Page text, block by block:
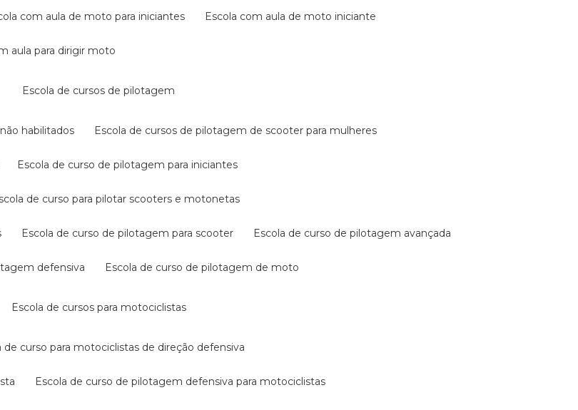
com aula de moto para iniciantes escola com aula de moto iniciante
aula para dirigir moto
escola de cursos de pilotagem
habilitados escola de cursos de pilotagem de scooter para mulheres
escola de curso de pilotagem para iniciantes
escola de curso para pilotar scooters e motonetas
escola de curso de pilotagem para scooter escola de curso de pilotagem avançada
defensiva escola de curso de pilotagem de moto
escola de cursos para motociclistas
de curso para motociclistas de direção defensiva
escola de curso de pilotagem defensiva para motociclistas